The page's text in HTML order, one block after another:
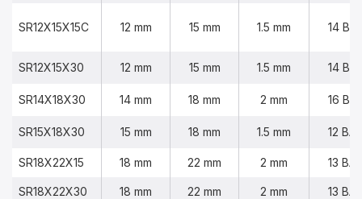
SR12X15X15C 12 mm 15 mm 1.5 mm 14
SR12X15X30 12 mm 15 mm 1.5 mm 14
SR14X18X30 14 mm 18 mm 2 mm 16
SR15X18X30 15 mm 18 mm 1.5 mm 12
SR18X22X15 18 mm 22 mm 2 mm 13
SR18X22X30 18 mm 22 mm 2 mm 13